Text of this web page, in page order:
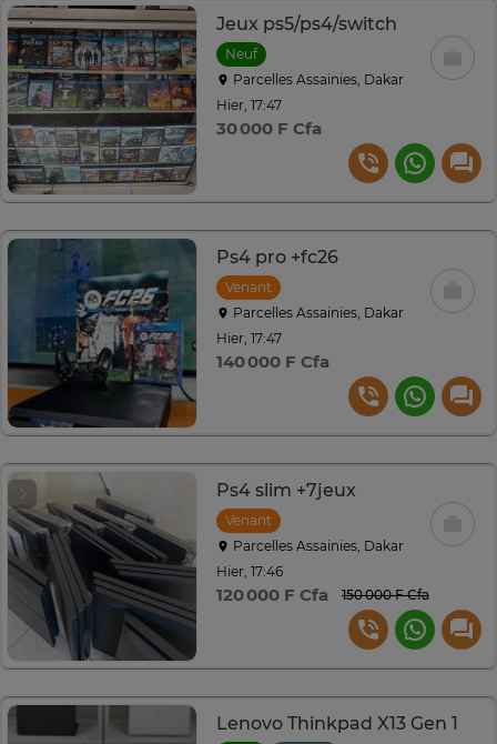
Jeux ps5/ps4/switch
Neuf
Parcelles Assainies, Dakar
Hier, 17:47
30 000 F Cfa
Ps4 pro +fc26
Venant
Parcelles Assainies, Dakar
Hier, 17:47
140 000 F Cfa
Ps4 slim +7jeux
Venant
Parcelles Assainies, Dakar
Hier, 17:46
120 000 F Cfa 150 000 F Cfa
Lenovo Thinkpad X13 Gen 1